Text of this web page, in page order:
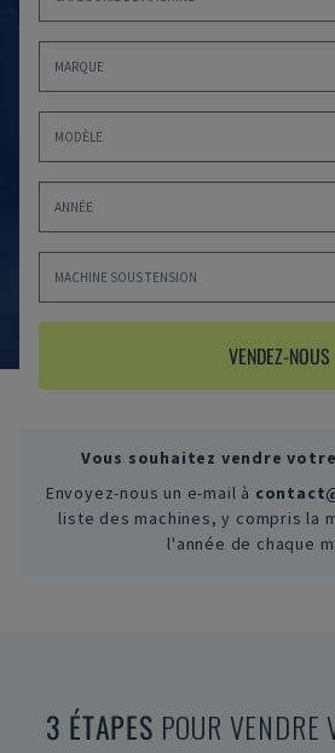
VENDEZ-NOUS
Vous souhaitez vendre
Envoyez-nous un e-mail à
liste des machines, y compris la
l'année de chaque
3 ÉTAPES POUR VENDRE